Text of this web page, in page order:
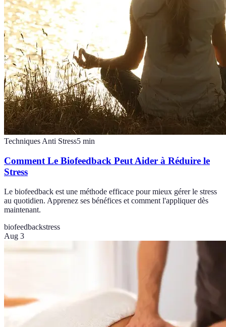
Techniques Anti Stress5 min
Comment Le Biofeedback Peut Aider à Réduire le
Stress
Le biofeedback est une méthode efficace pour mieux gérer le stress
au quotidien. Apprenez ses bénéfices et comment l'appliquer dès
maintenant.
biofeedbackstress
Aug 3